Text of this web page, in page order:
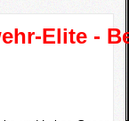
Elite -